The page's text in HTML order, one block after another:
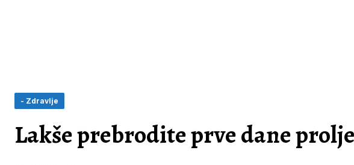
- Zdravlje
Lakše prebrodite prve dane